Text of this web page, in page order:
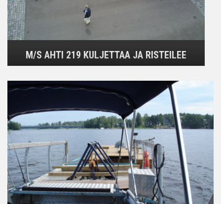
M/S AHTI 219 KULJETTAA JA RISTEILEE